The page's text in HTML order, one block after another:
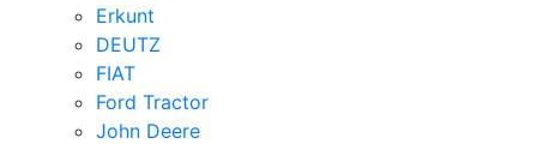
Erkunt
DEUTZ
FIAT
Ford Tractor
John Deere